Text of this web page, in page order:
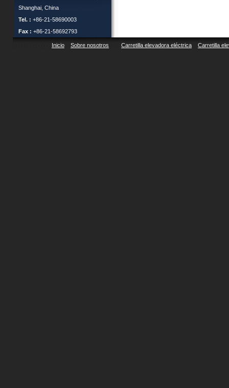
Shanghai, China
Tel. : +86-21-58690003
Fax : +86-21-58692793
Inicio Sobre nosotros Carretilla elevadora eléctrica Carretilla